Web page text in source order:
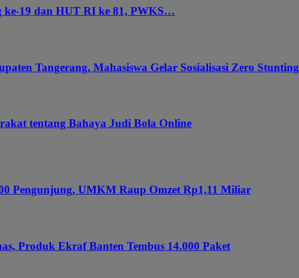
19 dan HUT RI ke 81, PWKS…
Tangerang, Mahasiswa Gelar Sosialisasi Zero Stunting
tentang Bahaya Judi Bola Online
Pengunjung, UMKM Raup Omzet Rp1,11 Miliar
Produk Ekraf Banten Tembus 14.000 Paket